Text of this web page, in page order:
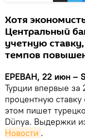
Хотя
Центральный
учетную
темпов
ЕРЕВАН, 22 июн –
Турции впервые
процентную
этом пишет
Dünya. Выдержки
Новости .